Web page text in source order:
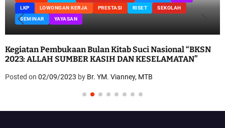
LKP
LOWONGAN KERJA PRESTASI RISET
SEKOLAH
SEMINAR
YAYASAN
Kegiatan Pembukaan Bulan Kitab Suci Nasional “BKSN
2023: ALLAH SUMBER KASIH DAN KESELAMATAN”
Posted on 02/09/2023 by Br. YM. Vianney, MTB